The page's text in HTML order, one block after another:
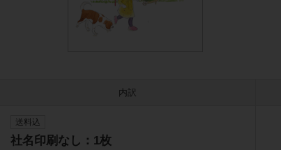
内訳
送料込
社名印刷なし：1枚